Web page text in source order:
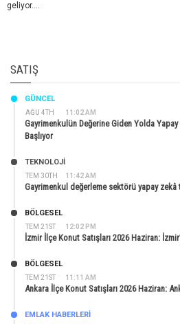
geliyor....
SATIŞ
AĞU 4TH 11:02 AM
GÜNCEL
Gayrimenkulün Değerine Giden Yolda
Başlıyor
TEM 30TH 11:42 AM
TEKNOLOJİ
Gayrimenkul değerleme sektörü yapay
TEM 21ST 12:02 PM
BÖLGESEL
İzmir İlçe Konut Satışları 2026 Haziran:
TEM 21ST 11:11 AM
BÖLGESEL
Ankara İlçe Konut Satışları 2026 Haziran:
EMLAK HABERLERI